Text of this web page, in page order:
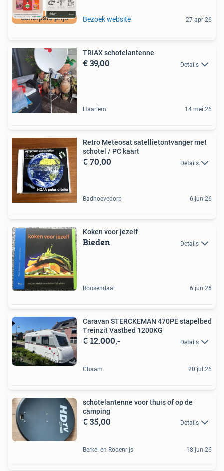
Scherpste prijs Bezoek website 27 apr 26
TRIAX schotelantenne
€ 39,00 Details
Haarlem 14 mei 26
Retro Meteosat satellietontvanger met
schotel / PC kaart
€ 70,00 Details
Badhoevedorp 6 jun 26
Koken voor jezelf
Bieden Details
Roosendaal 6 jun 26
Caravan STERCKEMAN 470PE stapelbed
Treinzit Vastbed 1200KG
€ 12.000,- Details
Chaam 20 jul 26
schotelantenne voor thuis of op de
camping
€ 35,00 Details
Berkel en Rodenrijs 18 jun 26